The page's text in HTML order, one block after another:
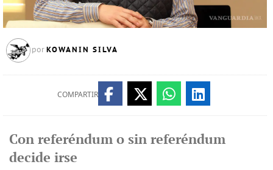
por KOWANIN SILVA
COMPARTIR
Con referéndum o sin referéndum
decide irse